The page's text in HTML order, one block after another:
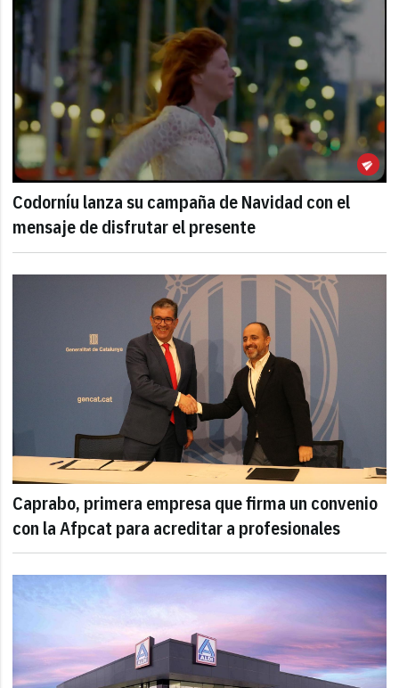
Codorníu lanza su campaña de Navidad con el
mensaje de disfrutar el presente
Caprabo, primera empresa que firma un convenio
con la Afpcat para acreditar a profesionales